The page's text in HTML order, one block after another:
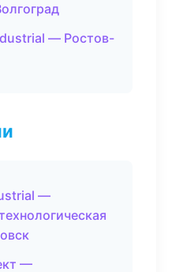
— Ростов-
—
—